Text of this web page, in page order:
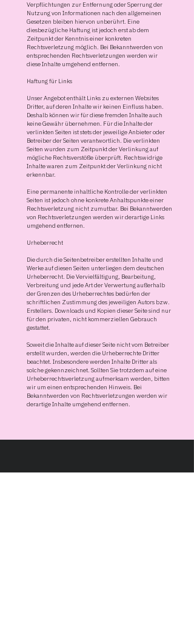
Verpflichtungen zur Entfernung oder Sperrung der
Nutzung von Informationen nach den allgemeinen
Gesetzen bleiben hiervon unberührt. Eine
diesbezügliche Haftung ist jedoch erst ab dem
Zeitpunkt der Kenntnis einer konkreten
Rechtsverletzung möglich. Bei Bekanntwerden von
entsprechenden Rechtsverletzungen werden wir
diese Inhalte umgehend entfernen.
Haftung für Links
Unser Angebot enthält Links zu externen Websites
Dritter, auf deren Inhalte wir keinen Einfluss haben.
Deshalb können wir für diese fremden Inhalte auch
keine Gewähr übernehmen. Für die Inhalte der
verlinkten Seiten ist stets der jeweilige Anbieter oder
Betreiber der Seiten verantwortlich. Die verlinkten
Seiten wurden zum Zeitpunkt der Verlinkung auf
mögliche Rechtsverstöße überprüft. Rechtswidrige
Inhalte waren zum Zeitpunkt der Verlinkung nicht
erkennbar.
Eine permanente inhaltliche Kontrolle der verlinkten
Seiten ist jedoch ohne konkrete Anhaltspunkte einer
Rechtsverletzung nicht zumutbar. Bei Bekanntwerden
von Rechtsverletzungen werden wir derartige Links
umgehend entfernen.
Urheberrecht
Die durch die Seitenbetreiber erstellten Inhalte und
Werke auf diesen Seiten unterliegen dem deutschen
Urheberrecht. Die Vervielfältigung, Bearbeitung,
Verbreitung und jede Art der Verwertung außerhalb
der Grenzen des Urheberrechtes bedürfen der
schriftlichen Zustimmung des jeweiligen Autors bzw.
Erstellers. Downloads und Kopien dieser Seite sind nur
für den privaten, nicht kommerziellen Gebrauch
gestattet.
Soweit die Inhalte auf dieser Seite nicht vom Betreiber
erstellt wurden, werden die Urheberrechte Dritter
beachtet. Insbesondere werden Inhalte Dritter als
solche gekennzeichnet. Sollten Sie trotzdem auf eine
Urheberrechtsverletzung aufmerksam werden, bitten
wir um einen entsprechenden Hinweis. Bei
Bekanntwerden von Rechtsverletzungen werden wir
derartige Inhalte umgehend entfernen.